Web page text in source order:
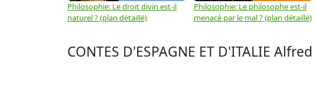
Philosophie: Le droit divin est-il
naturel ? (plan détaillé)
Philosophie: Le philosophe est-il
menacé par le mal ? (plan détaillé)
CONTES D'ESPAGNE ET D'ITALIE